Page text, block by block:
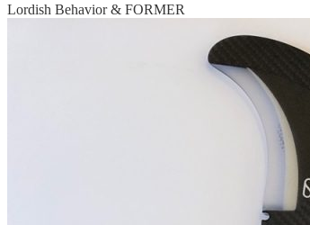
Lordish Behavior & FORMER